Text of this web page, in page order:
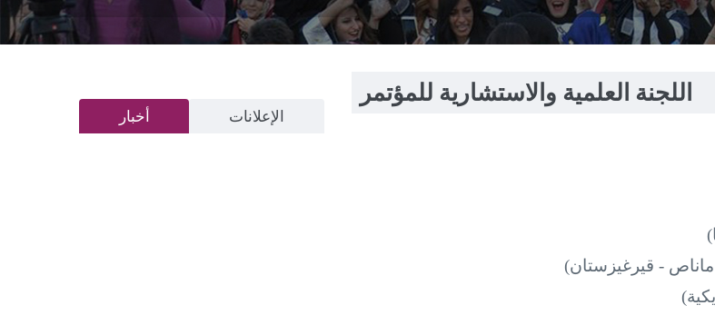
أخبار الإعلانات
اللجنة العلمية والاستشارية للمؤتمر
ماناص - قيرغيزستان)